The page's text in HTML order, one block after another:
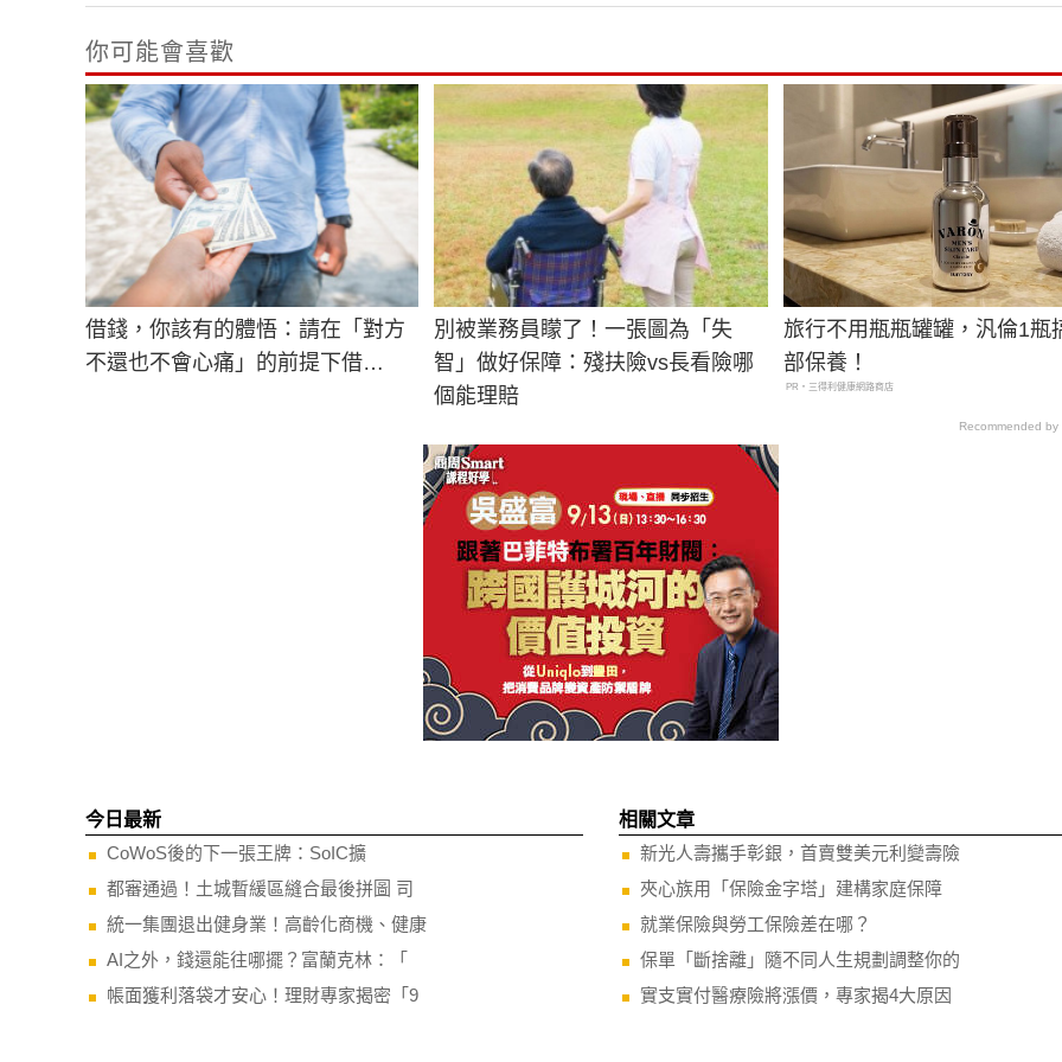
你可能會喜歡
借錢，你該有的體悟：請在「對方
不還也不會心痛」的前提下借…
別被業務員矇了！一張圖為「失
智」做好保障：殘扶險vs長看險哪
個能理賠
旅行不用瓶瓶罐罐，汎倫1瓶
部保養！
PR・三得利健康網路商店
Recommended by
今日最新
CoWoS後的下一張王牌：SoIC擴
都審通過！土城暫緩區縫合最後拼圖 司
統一集團退出健身業！高齡化商機、健康
AI之外，錢還能往哪擺？富蘭克林：「
帳面獲利落袋才安心！理財專家揭密「9
相關文章
新光人壽攜手彰銀，首賣雙美元利變壽險
夾心族用「保險金字塔」建構家庭保障
就業保險與勞工保險差在哪？
保單「斷捨離」隨不同人生規劃調整你的
實支實付醫療險將漲價，專家揭4大原因